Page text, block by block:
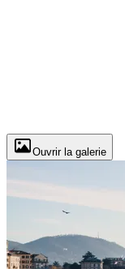
Ouvrir la galerie